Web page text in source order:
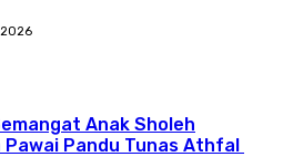
Anak Sholeh
Pawai Pandu Tunas Athfal